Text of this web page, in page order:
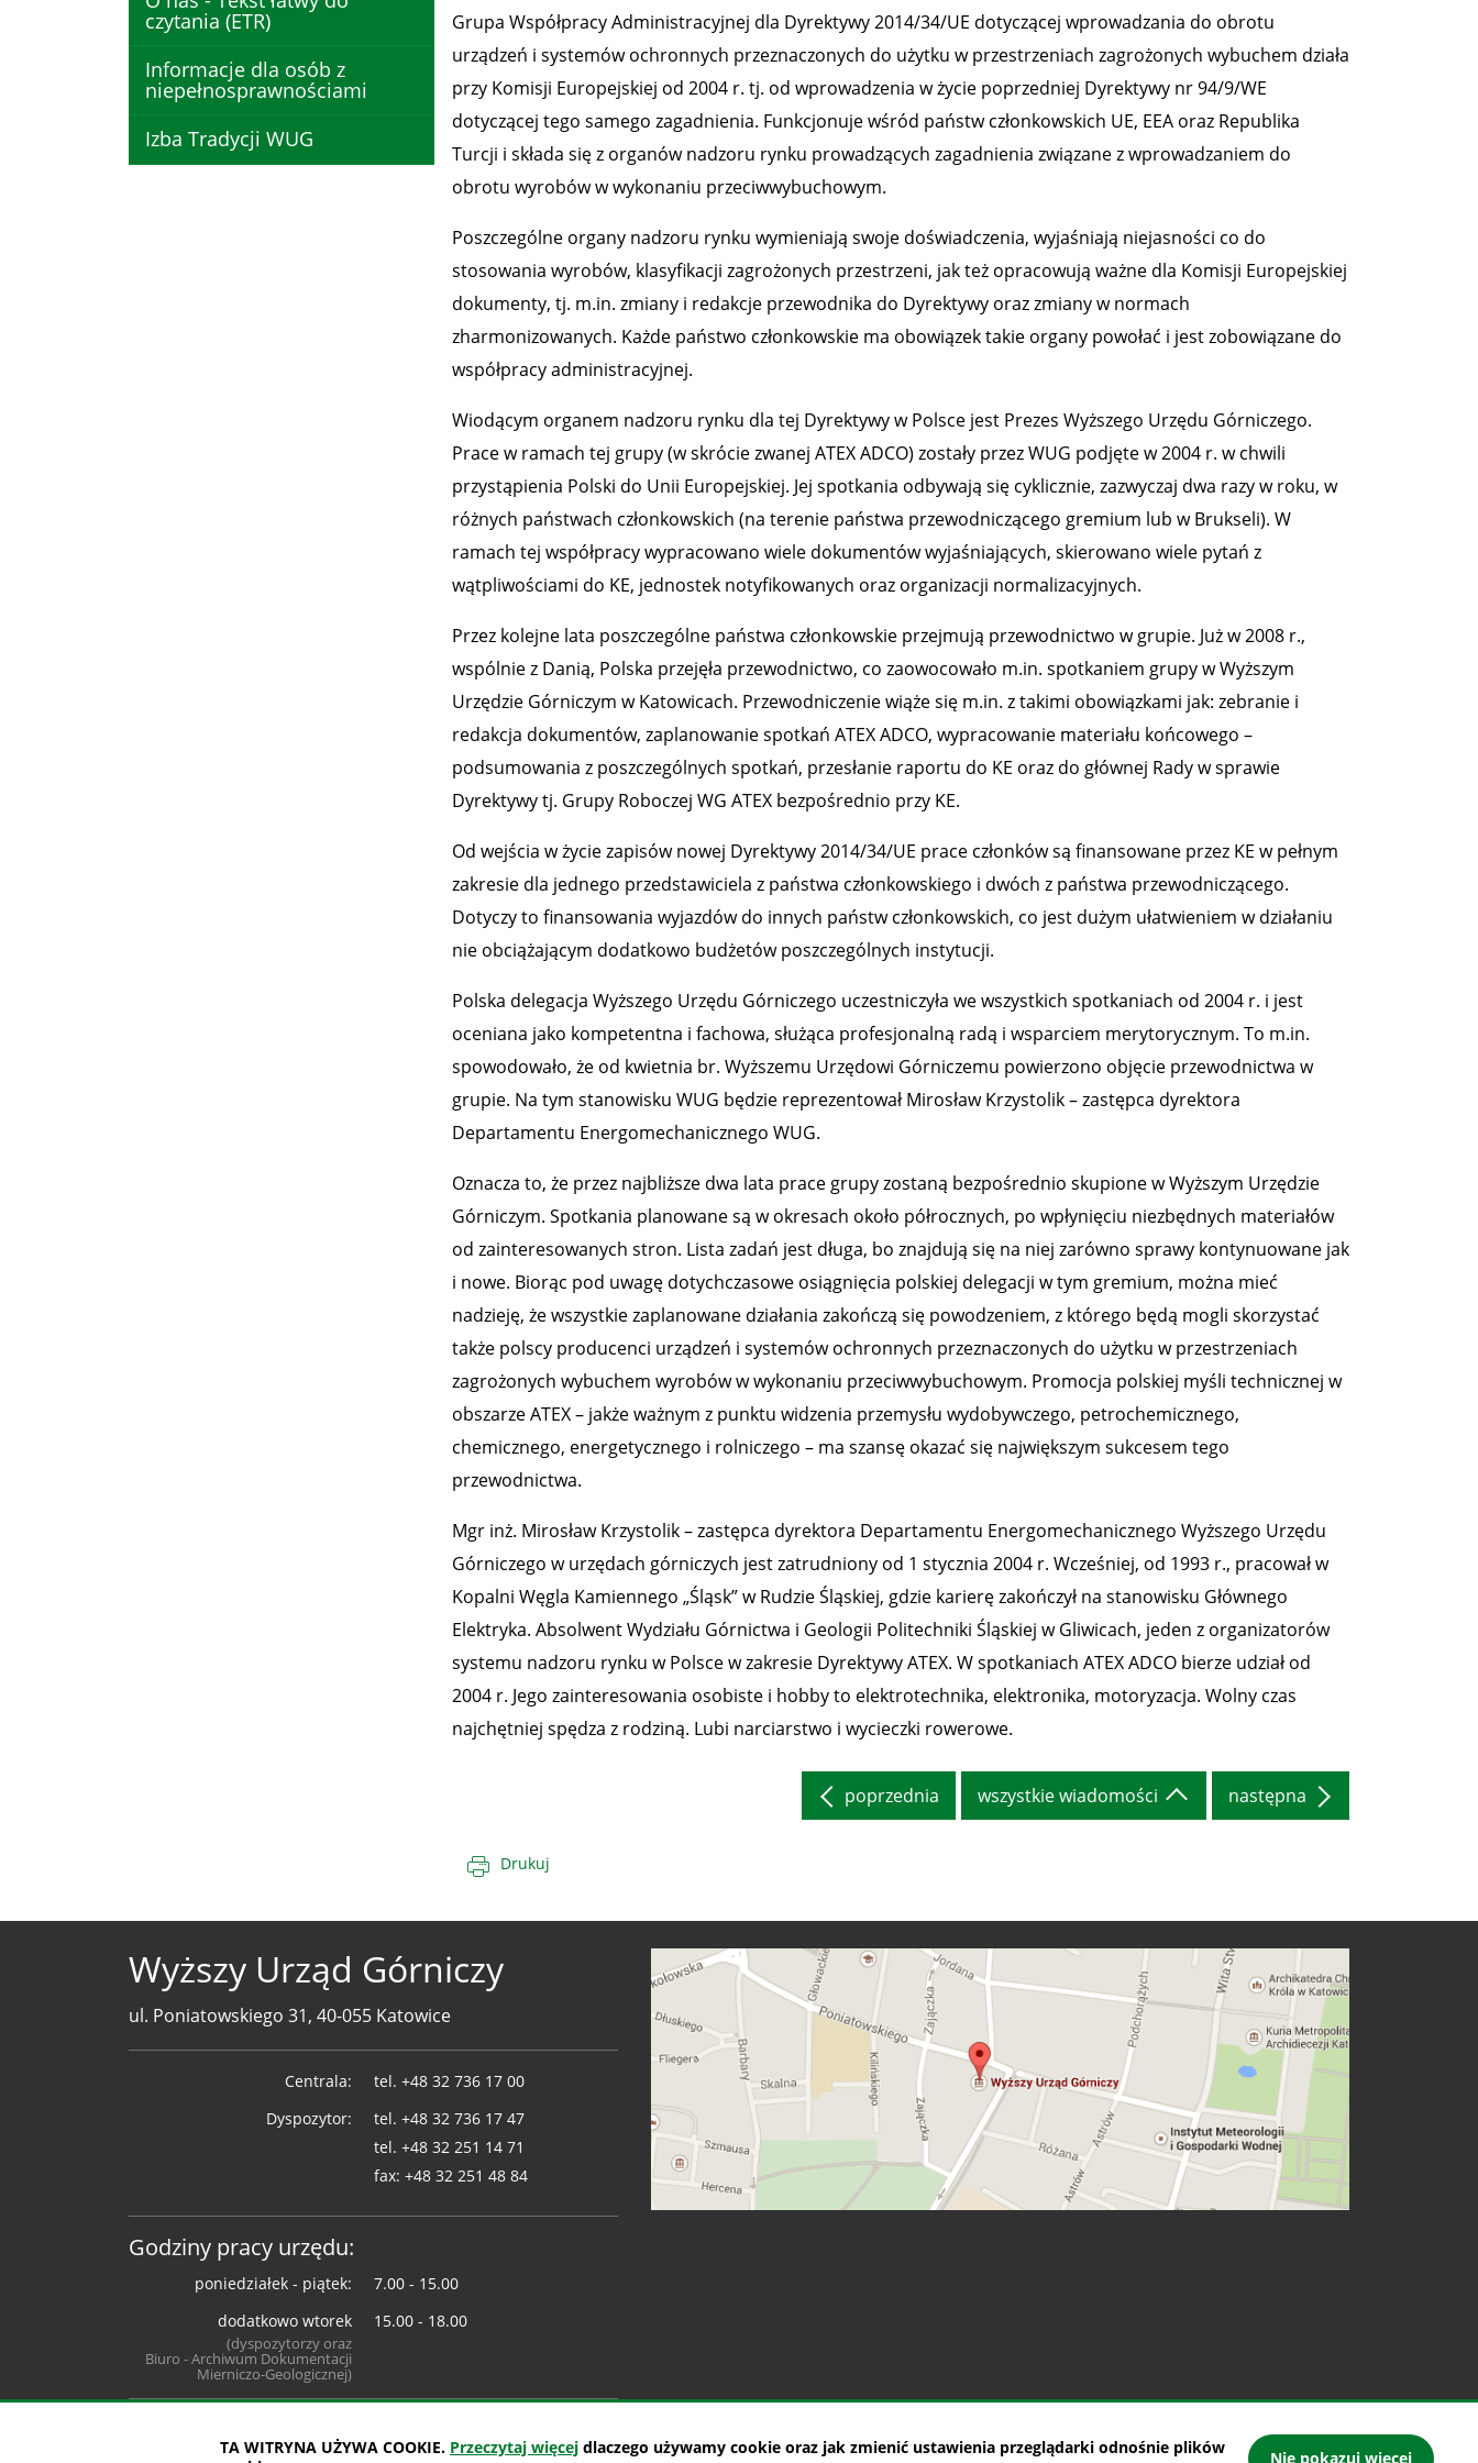
TA WITRYNA UŻYWA COOKIE. Przeczytaj więcej dlaczego używamy cookie oraz jak zmienić ustawienia przeglądarki odnośnie plików
Nie pokazuj więcej
Grupa Współpracy Administracyjnej dla Dyrektywy 2014/34/UE dotyczącej wprowadzania do obrotu
urządzeń i systemów ochronnych przeznaczonych do użytku w przestrzeniach zagrożonych wybuchem działa
przy Komisji Europejskiej od 2004 r. tj. od wprowadzenia w życie poprzedniej Dyrektywy nr 94/9/WE
dotyczącej tego samego zagadnienia. Funkcjonuje wśród państw członkowskich UE, EEA oraz Republika
Turcji i składa się z organów nadzoru rynku prowadzących zagadnienia związane z wprowadzaniem do
obrotu wyrobów w wykonaniu przeciwwybuchowym.
Poszczególne organy nadzoru rynku wymieniają swoje doświadczenia, wyjaśniają niejasności co do
stosowania wyrobów, klasyfikacji zagrożonych przestrzeni, jak też opracowują ważne dla Komisji Europejskiej
dokumenty, tj. m.in. zmiany i redakcje przewodnika do Dyrektywy oraz zmiany w normach
zharmonizowanych. Każde państwo członkowskie ma obowiązek takie organy powołać i jest zobowiązane do
współpracy administracyjnej.
Wiodącym organem nadzoru rynku dla tej Dyrektywy w Polsce jest Prezes Wyższego Urzędu Górniczego.
Prace w ramach tej grupy (w skrócie zwanej ATEX ADCO) zostały przez WUG podjęte w 2004 r. w chwili
przystąpienia Polski do Unii Europejskiej. Jej spotkania odbywają się cyklicznie, zazwyczaj dwa razy w roku, w
różnych państwach członkowskich (na terenie państwa przewodniczącego gremium lub w Brukseli). W
ramach tej współpracy wypracowano wiele dokumentów wyjaśniających, skierowano wiele pytań z
wątpliwościami do KE, jednostek notyfikowanych oraz organizacji normalizacyjnych.
Przez kolejne lata poszczególne państwa członkowskie przejmują przewodnictwo w grupie. Już w 2008 r.,
wspólnie z Danią, Polska przejęła przewodnictwo, co zaowocowało m.in. spotkaniem grupy w Wyższym
Urzędzie Górniczym w Katowicach. Przewodniczenie wiąże się m.in. z takimi obowiązkami jak: zebranie i
redakcja dokumentów, zaplanowanie spotkań ATEX ADCO, wypracowanie materiału końcowego –
podsumowania z poszczególnych spotkań, przesłanie raportu do KE oraz do głównej Rady w sprawie
Dyrektywy tj. Grupy Roboczej WG ATEX bezpośrednio przy KE.
Od wejścia w życie zapisów nowej Dyrektywy 2014/34/UE prace członków są finansowane przez KE w pełnym
zakresie dla jednego przedstawiciela z państwa członkowskiego i dwóch z państwa przewodniczącego.
Dotyczy to finansowania wyjazdów do innych państw członkowskich, co jest dużym ułatwieniem w działaniu
nie obciążającym dodatkowo budżetów poszczególnych instytucji.
Polska delegacja Wyższego Urzędu Górniczego uczestniczyła we wszystkich spotkaniach od 2004 r. i jest
oceniana jako kompetentna i fachowa, służąca profesjonalną radą i wsparciem merytorycznym. To m.in.
spowodowało, że od kwietnia br. Wyższemu Urzędowi Górniczemu powierzono objęcie przewodnictwa w
grupie. Na tym stanowisku WUG będzie reprezentował Mirosław Krzystolik – zastępca dyrektora
Departamentu Energomechanicznego WUG.
Oznacza to, że przez najbliższe dwa lata prace grupy zostaną bezpośrednio skupione w Wyższym Urzędzie
Górniczym. Spotkania planowane są w okresach około półrocznych, po wpłynięciu niezbędnych materiałów
od zainteresowanych stron. Lista zadań jest długa, bo znajdują się na niej zarówno sprawy kontynuowane jak
i nowe. Biorąc pod uwagę dotychczasowe osiągnięcia polskiej delegacji w tym gremium, można mieć
nadzieję, że wszystkie zaplanowane działania zakończą się powodzeniem, z którego będą mogli skorzystać
także polscy producenci urządzeń i systemów ochronnych przeznaczonych do użytku w przestrzeniach
zagrożonych wybuchem wyrobów w wykonaniu przeciwwybuchowym. Promocja polskiej myśli technicznej w
obszarze ATEX – jakże ważnym z punktu widzenia przemysłu wydobywczego, petrochemicznego,
chemicznego, energetycznego i rolniczego – ma szansę okazać się największym sukcesem tego
przewodnictwa.
Mgr inż. Mirosław Krzystolik – zastępca dyrektora Departamentu Energomechanicznego Wyższego Urzędu
Górniczego w urzędach górniczych jest zatrudniony od 1 stycznia 2004 r. Wcześniej, od 1993 r., pracował w
Kopalni Węgla Kamiennego „Śląsk” w Rudzie Śląskiej, gdzie karierę zakończył na stanowisku Głównego
Elektryka. Absolwent Wydziału Górnictwa i Geologii Politechniki Śląskiej w Gliwicach, jeden z organizatorów
systemu nadzoru rynku w Polsce w zakresie Dyrektywy ATEX. W spotkaniach ATEX ADCO bierze udział od
2004 r. Jego zainteresowania osobiste i hobby to elektrotechnika, elektronika, motoryzacja. Wolny czas
najchętniej spędza z rodziną. Lubi narciarstwo i wycieczki rowerowe.
poprzednia wszystkie wiadomości następna
Drukuj
czytania (ETR)
Informacje dla osób z
niepełnosprawnościami
Izba Tradycji WUG
Wyższy Urząd Górniczy
ul. Poniatowskiego 31, 40-055 Katowice
Centrala: tel. +48 32 736 17 00
Dyspozytor:
tel. +48 32 736 17 47
tel. +48 32 251 14 71
fax: +48 32 251 48 84
Godziny pracy urzędu:
poniedziałek - piątek:
7.00 - 15.00
dodatkowo wtorek
(dyspozytorzy oraz
Biuro - Archiwum Dokumentacji
Mierniczo-Geologicznej)
15.00 - 18.00
Deklaracja dostępności
Polityka prywatności Zastrzeżenia prawne Kontakt Mapa witryny
projekt: IntraCOM.pl